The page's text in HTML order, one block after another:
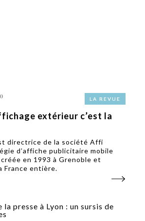
LA REVUE
extérieur c’est la
directrice de la société Affi
d’affiche publicitaire mobile
en 1993 à Grenoble et
France entière.